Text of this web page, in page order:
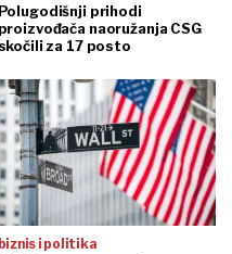
Polugodišnji prihodi
proizvođača naoružanja CSG
za 17 posto
biznis i politika